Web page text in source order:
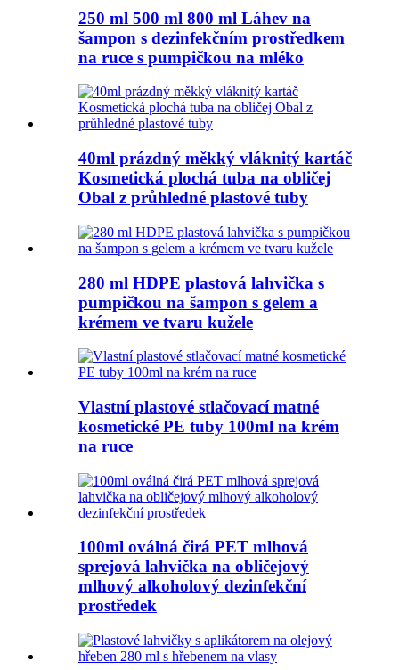
250 ml 500 ml 800 ml Láhev na
šampon s dezinfekčním prostředkem
na ruce s pumpičkou na mléko
40ml prázdný měkký vláknitý kartáč
Kosmetická plochá tuba na obličej
Obal z průhledné plastové tuby
280 ml HDPE plastová lahvička s
pumpičkou na šampon s gelem a
krémem ve tvaru kužele
Vlastní plastové stlačovací matné
kosmetické PE tuby 100ml na krém
na ruce
100ml oválná čirá PET mlhová
sprejová lahvička na obličejový
mlhový alkoholový dezinfekční
prostředek